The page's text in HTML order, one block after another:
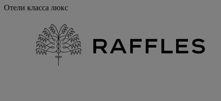
Отели класса люкс